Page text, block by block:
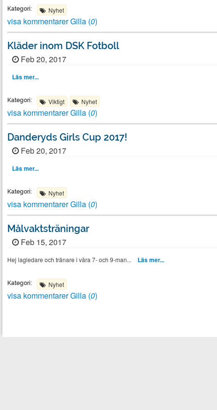
Kategori: Nyhet
visa kommentarerGilla (0)
Kläder inom DSK Fotboll
Feb 20, 2017
Läs mer...
Kategori: Viktigt Nyhet
visa kommentarerGilla (0)
Danderyds Girls Cup 2017!
Feb 20, 2017
Läs mer...
Kategori: Nyhet
visa kommentarerGilla (0)
Målvaktsträningar
Feb 15, 2017
Hej lagledare och tränare i våra 7- och 9-man... Läs mer...
Kategori: Nyhet
visa kommentarerGilla (0)